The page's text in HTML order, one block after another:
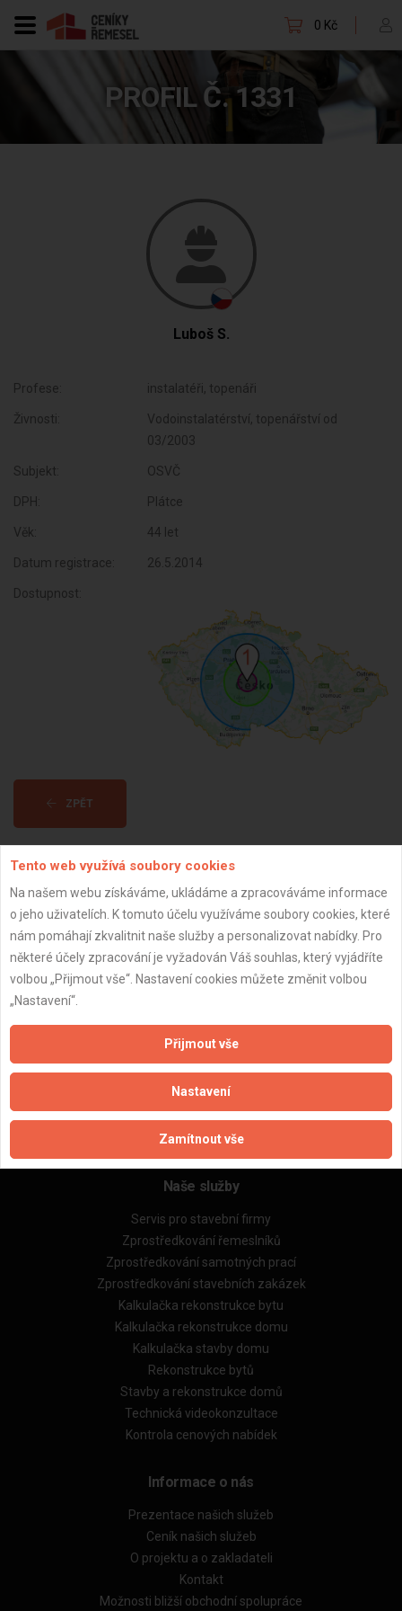
0 Kč
PROFIL Č. 1331
Luboš S.
Profese: instalatéři, topenáři
Živnosti:
Vodoinstalatérství, topenářství od
03/2003
Subjekt: OSVČ
DPH: Plátce
Věk: 44 let
Datum registrace: 26.5.2014
Dostupnost:
ZPĚT
Aktualizováno z portálu ARES dne 02.12.2025 15:45:03
Důležité informace
Zásady pro používání souborů cookie
Obchodní podmínky (zprostředkování)
Obchodní podmínky (rozpočtování)
Reference
Naše excelové tabulky online
Naše služby
Servis pro stavební firmy
Zprostředkování řemeslníků
Zprostředkování samotných prací
Zprostředkování stavebních zakázek
Kalkulačka rekonstrukce bytu
Kalkulačka rekonstrukce domu
Kalkulačka stavby domu
Rekonstrukce bytů
Stavby a rekonstrukce domů
Technická videokonzultace
Kontrola cenových nabídek
Informace o nás
Prezentace našich služeb
Ceník našich služeb
O projektu a o zakladateli
Kontakt
Možnosti bližší obchodní spolupráce
Tento web využívá soubory cookies
Na našem webu získáváme, ukládáme a zpracováváme informace
o jeho uživatelích. K tomuto účelu využíváme soubory cookies, které
nám pomáhají zkvalitnit naše služby a personalizovat nabídky. Pro
některé účely zpracování je vyžadován Váš souhlas, který vyjádříte
volbou „Přijmout vše“. Nastavení cookies můžete změnit volbou
„Nastavení“.
Přijmout vše
Nastavení
Zamítnout vše